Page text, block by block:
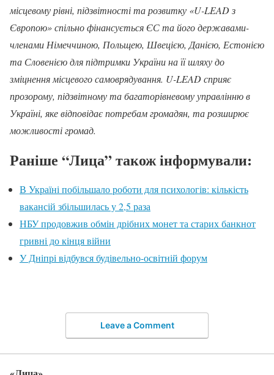
місцевому рівні, підзвітності та розвитку «U-LEAD з
Європою» спільно фінансується ЄС та його державами-
членами Німеччиною, Польщею, Швецією, Данією, Естонією
та Словенією для підтримки України на її шляху до
зміцнення місцевого самоврядування. U-LEAD сприяє
прозорому, підзвітному та багаторівневому управлінню в
Україні, яке відповідає потребам громадян, та розширює
можливості громад.
Раніше “Лица” також інформували:
В Україні побільшало роботи для психологів: кількість
вакансій збільшилась у 2,5 раза
НБУ продовжив обмін дрібних монет та старих банкнот
гривні до кінця війни
У Дніпрі відбувся будівельно-освітній форум
Leave a Comment